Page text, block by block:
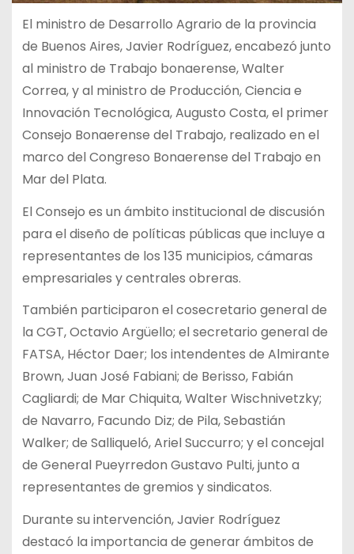
El ministro de Desarrollo Agrario de la provincia
de Buenos Aires, Javier Rodríguez, encabezó junto
al ministro de Trabajo bonaerense, Walter
Correa, y al ministro de Producción, Ciencia e
Innovación Tecnológica, Augusto Costa, el primer
Consejo Bonaerense del Trabajo, realizado en el
marco del Congreso Bonaerense del Trabajo en
Mar del Plata.
El Consejo es un ámbito institucional de discusión
para el diseño de políticas públicas que incluye a
representantes de los 135 municipios, cámaras
empresariales y centrales obreras.
También participaron el cosecretario general de
la CGT, Octavio Argüello; el secretario general de
FATSA, Héctor Daer; los intendentes de Almirante
Brown, Juan José Fabiani; de Berisso, Fabián
Cagliardi; de Mar Chiquita, Walter Wischnivetzky;
de Navarro, Facundo Diz; de Pila, Sebastián
Walker; de Salliqueló, Ariel Succurro; y el concejal
de General Pueyrredon Gustavo Pulti, junto a
representantes de gremios y sindicatos.
Durante su intervención, Javier Rodríguez
destacó la importancia de generar ámbitos de